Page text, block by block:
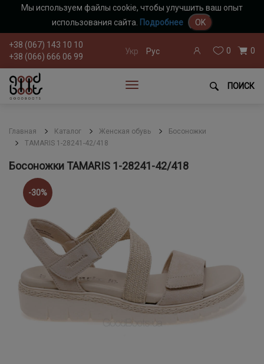
Мы используем файлы cookie, чтобы улучшить ваш опыт
использования сайта. Подробнее OK
+38 (067) 143 10 10
+38 (066) 666 06 99
Укр Рус 0 0
ПОИСК
Главная Каталог Женская обувь
Босоножки
TAMARIS 1-28241-42/418
Босоножки TAMARIS 1-28241-42/418
-30%